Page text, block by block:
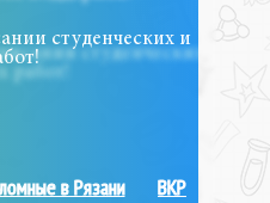
студенческих и
в Рязани ВКР